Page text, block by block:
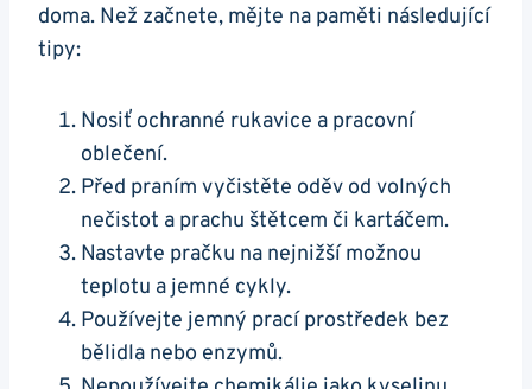
doma. Než začnete, mějte na paměti následující
tipy:
Nosiť ochranné rukavice a pracovní
oblečení.
Před praním vyčistěte oděv od volných
nečistot a prachu štětcem či kartáčem.
Nastavte pračku na nejnižší možnou
teplotu a jemné cykly.
Používejte jemný prací prostředek bez
bělidla nebo enzymů.